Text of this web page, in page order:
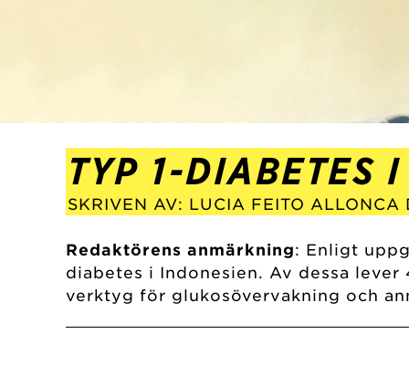
TYP 1-DIABETES
SKRIVEN AV: LUCIA FEITO ALLONCA
Redaktörens anmärkning: Enligt
diabetes i Indonesien. Av dessa
verktyg för glukosövervakning och